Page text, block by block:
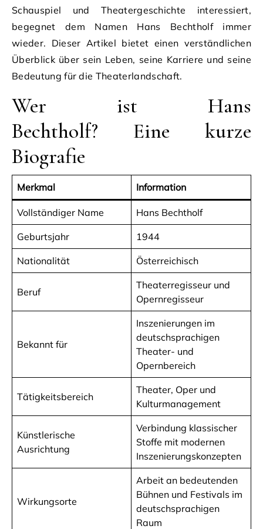
Schauspiel und Theatergeschichte interessiert,
begegnet dem Namen Hans Bechtholf immer
wieder. Dieser Artikel bietet einen verständlichen
Überblick über sein Leben, seine Karriere und seine
Bedeutung für die Theaterlandschaft.
Wer ist Hans
Bechtholf? Eine kurze
Biografie
Merkmal Information
Vollständiger Name Hans Bechtholf
Geburtsjahr 1944
Nationalität Österreichisch
Beruf
Theaterregisseur und
Opernregisseur
Bekannt für
Inszenierungen im
deutschsprachigen
Theater- und
Opernbereich
Tätigkeitsbereich
Theater, Oper und
Kulturmanagement
Künstlerische
Ausrichtung
Verbindung klassischer
Stoffe mit modernen
Inszenierungskonzepten
Wirkungsorte
Arbeit an bedeutenden
Bühnen und Festivals im
deutschsprachigen
Raum